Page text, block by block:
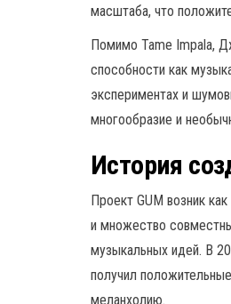
масштаба, что
Помимо Tame Impala,
способности как
экспериментах и
многообразие и
История
Проект GUM возник
и множество
музыкальных идей. В
получил
меланхолию.